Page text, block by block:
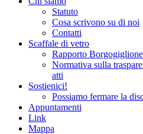
Statuto
Cosa scrivono su di noi
Contatti
Scaffale di vetro
Rapporto Borgogiglione
Normativa sulla
atti
Sostienici!
Possiamo fermare la
Appuntamenti
Link
Mappa